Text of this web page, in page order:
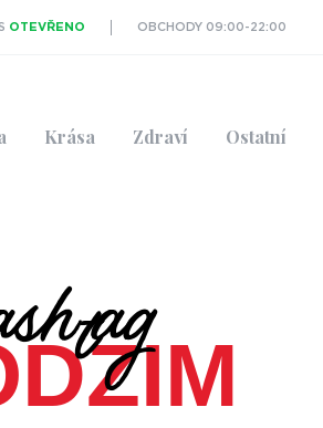
OTEVŘENO OBCHODY 09:00-22:00
Krása Zdraví Ostatní